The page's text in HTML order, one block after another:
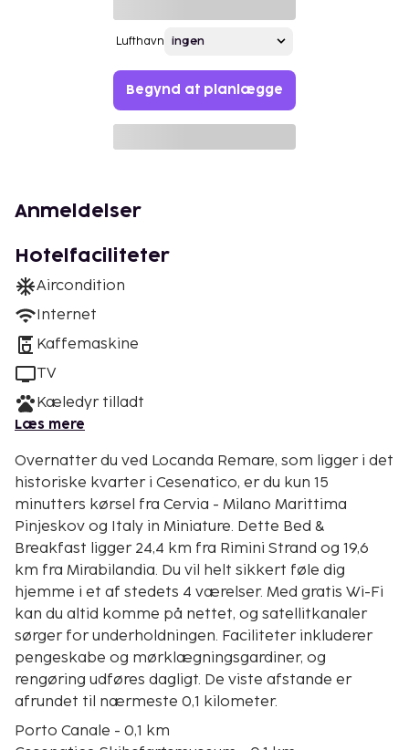
Lufthavn
Begynd at planlægge
Anmeldelser
Hotelfaciliteter
Aircondition
Internet
Kaffemaskine
TV
Kæledyr tilladt
Læs mere
Overnatter du ved Locanda Remare, som ligger i det
historiske kvarter i Cesenatico, er du kun 15
minutters kørsel fra Cervia - Milano Marittima
Pinjeskov og Italy in Miniature. Dette Bed &
Breakfast ligger 24,4 km fra Rimini Strand og 19,6
km fra Mirabilandia. Du vil helt sikkert føle dig
hjemme i et af stedets 4 værelser. Med gratis Wi-Fi
kan du altid komme på nettet, og satellitkanaler
sørger for underholdningen. Faciliteter inkluderer
pengeskabe og mørklægningsgardiner, og
rengøring udføres dagligt. De viste afstande er
afrundet til nærmeste 0,1 kilometer.
Porto Canale - 0,1 km